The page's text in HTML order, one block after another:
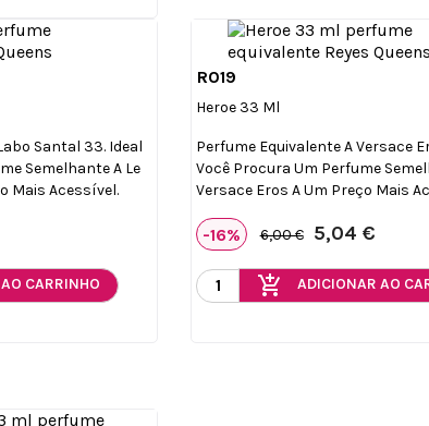
Santal 33. Ideal
Semelhante A Le
Mais Acessível.
CARRINHO
R019
Heroe 33 Ml
Perfume Equivalente A Versace
Você Procura Um Perfume
Versace Eros A Um Preço Mais
-16% 6,00 € 5,04 €
add_shopping_cart ADICIONAR AO